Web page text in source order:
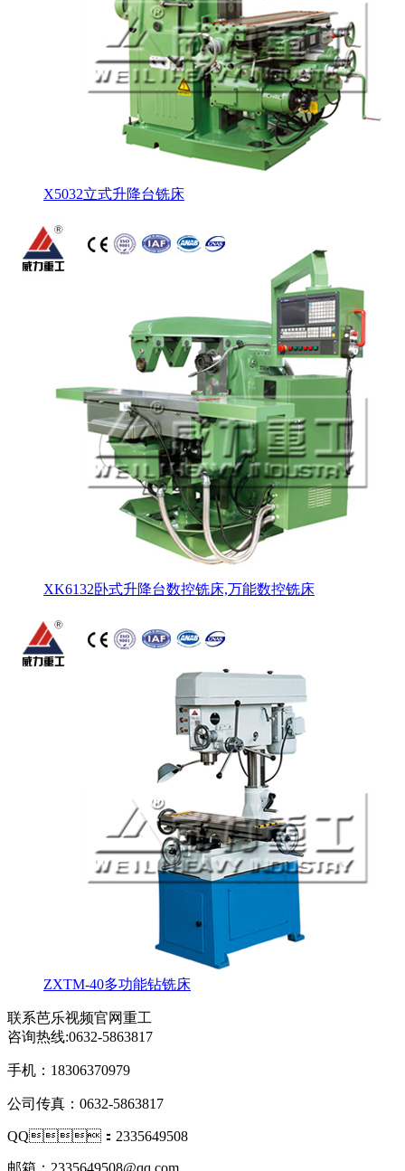
X5032立式升降台铣床
XK6132卧式升降台数控铣床,万能数控铣床
ZXTM-40多功能钻铣床
联系芭乐视频官网重工
咨询热线:0632-5863817
手机：18306370979
公司传真：0632-5863817
QQ：2335649508
邮箱：2335649508@qq.com